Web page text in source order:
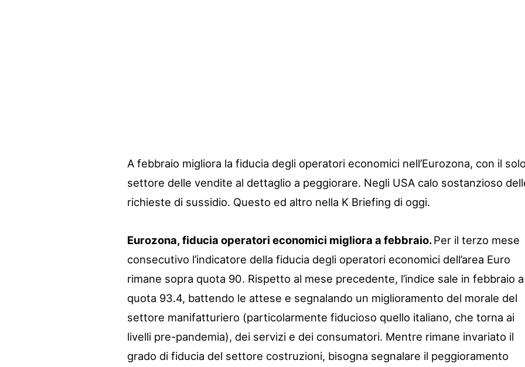
A febbraio migliora la fiducia degli operatori economici nell’Eurozona, con il
settore delle vendite al dettaglio a peggiorare. Negli USA calo sostanzioso
richieste di sussidio. Questo ed altro nella K Briefing di oggi.
Eurozona, fiducia operatori economici migliora a febbraio.Per il terzo mese
consecutivo l’indicatore della fiducia degli operatori economici dell’area Euro
rimane sopra quota 90. Rispetto al mese precedente, l’indice sale in febbraio a
quota 93.4, battendo le attese e segnalando un miglioramento del morale del
settore manifatturiero (particolarmente fiducioso quello italiano, che torna ai
livelli pre-pandemia), dei servizi e dei consumatori. Mentre rimane invariato il
grado di fiducia del settore costruzioni, bisogna segnalare il peggioramento